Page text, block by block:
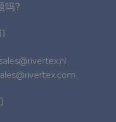
吗?
sales@rivertex.nl